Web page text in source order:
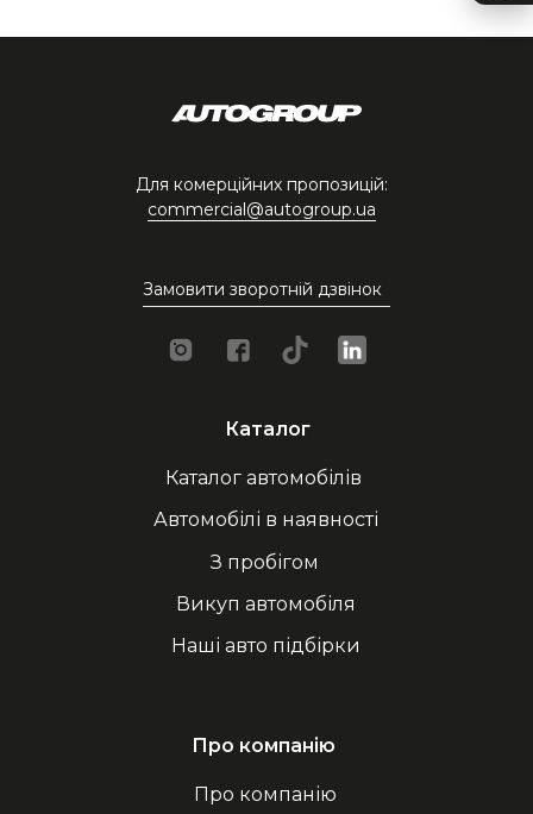
Замовити зворотній дзвінок
Каталог автомобілів
З пробігом
Автомобілі в наявності
Викуп автомобіля
Наші авто підбірки
Каталог
Про компанію
Про компанію
Для комерційних пропозицій:
commercial@autogroup.ua